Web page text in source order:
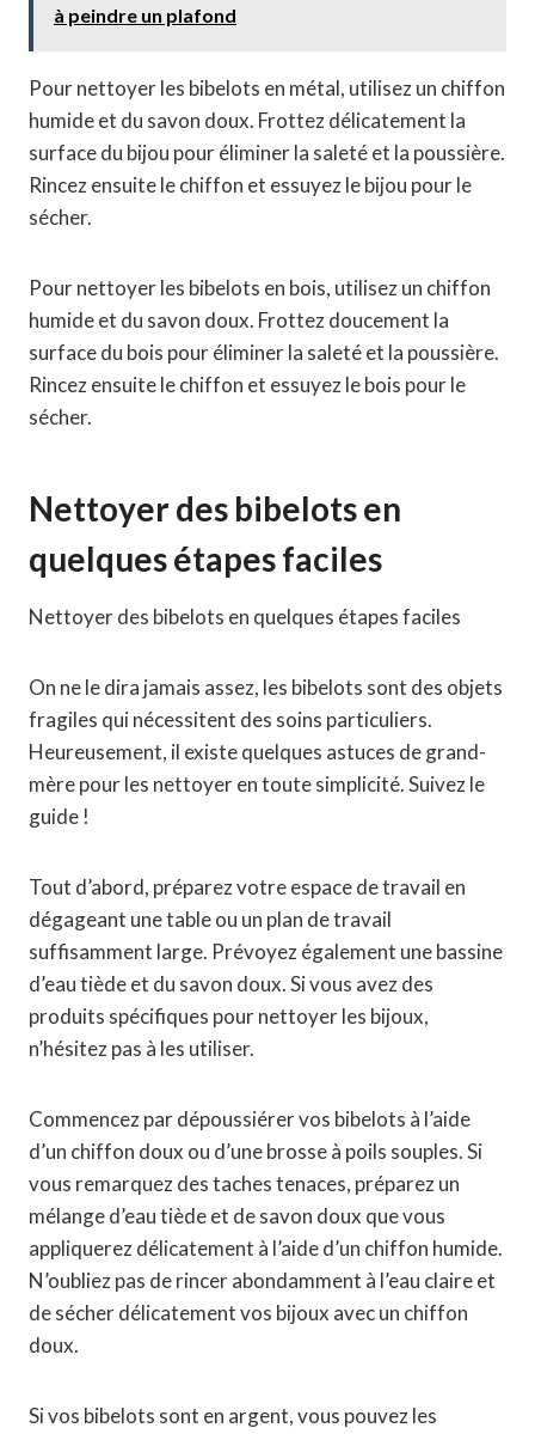
à peindre un plafond
Pour nettoyer les bibelots en métal, utilisez un chiffon
humide et du savon doux. Frottez délicatement la
surface du bijou pour éliminer la saleté et la poussière.
Rincez ensuite le chiffon et essuyez le bijou pour le
sécher.
Pour nettoyer les bibelots en bois, utilisez un chiffon
humide et du savon doux. Frottez doucement la
surface du bois pour éliminer la saleté et la poussière.
Rincez ensuite le chiffon et essuyez le bois pour le
sécher.
Nettoyer des bibelots en
quelques étapes faciles
Nettoyer des bibelots en quelques étapes faciles
On ne le dira jamais assez, les bibelots sont des objets
fragiles qui nécessitent des soins particuliers.
Heureusement, il existe quelques astuces de grand-
mère pour les nettoyer en toute simplicité. Suivez le
guide !
Tout d’abord, préparez votre espace de travail en
dégageant une table ou un plan de travail
suffisamment large. Prévoyez également une bassine
d’eau tiède et du savon doux. Si vous avez des
produits spécifiques pour nettoyer les bijoux,
n’hésitez pas à les utiliser.
Commencez par dépoussiérer vos bibelots à l’aide
d’un chiffon doux ou d’une brosse à poils souples. Si
vous remarquez des taches tenaces, préparez un
mélange d’eau tiède et de savon doux que vous
appliquerez délicatement à l’aide d’un chiffon humide.
N’oubliez pas de rincer abondamment à l’eau claire et
de sécher délicatement vos bijoux avec un chiffon
doux.
Si vos bibelots sont en argent, vous pouvez les